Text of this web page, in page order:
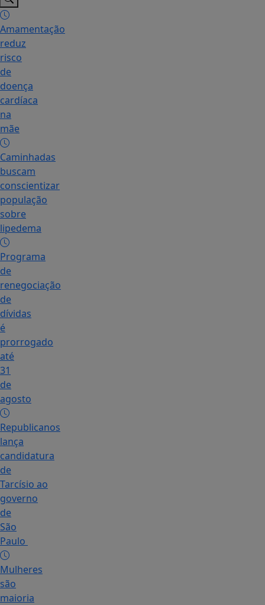
Amamentação
reduz
risco
de
doença
cardíaca
na
mãe
Caminhadas
buscam
conscientizar
população
sobre
lipedema
Programa
de
renegociação
de
dívidas
é
prorrogado
até
31
de
agosto
Republicanos
lança
candidatura
de
Tarcísio ao
governo
de
São
Paulo
Mulheres
são
maioria